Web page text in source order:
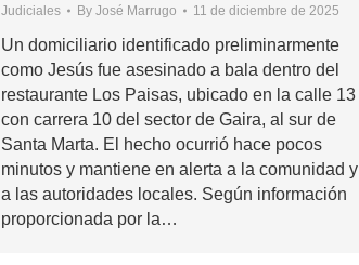
Judiciales By José Marrugo 11 de diciembre de 2025
Un domiciliario identificado preliminarmente
como Jesús fue asesinado a bala dentro del
restaurante Los Paisas, ubicado en la calle 13
con carrera 10 del sector de Gaira, al sur de
Santa Marta. El hecho ocurrió hace pocos
minutos y mantiene en alerta a la comunidad y
a las autoridades locales. Según información
proporcionada por la…